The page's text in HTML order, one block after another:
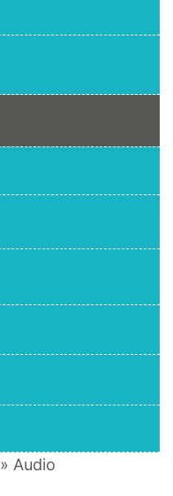
» Audio